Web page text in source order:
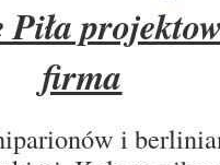
Piła
firma
i